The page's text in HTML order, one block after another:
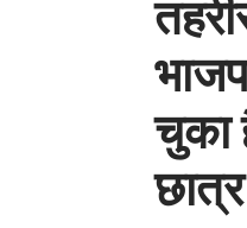
चुका